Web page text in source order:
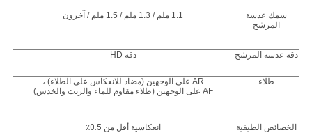
سمك عدسة
المرشح
1.1 ملم / 1.3 ملم / 1.5 ملم / آخرون
دقة عدسة المرشح دقة HD
طلاء
AR على الوجهين (مضاد للانعكاس على الطلاء) ،
AF على الوجهين (طلاء مقاوم للماء والزيت والخدش)
الخصائص الطيفية انعكاسية أقل من 0.5٪